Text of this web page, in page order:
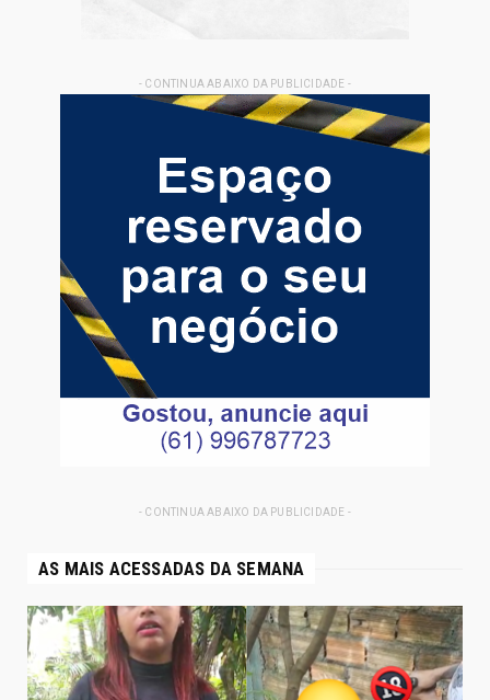
- CONTINUA ABAIXO DA PUBLICIDADE -
- CONTINUA ABAIXO DA PUBLICIDADE -
AS MAIS ACESSADAS DA SEMANA